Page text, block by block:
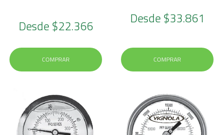
Desde$22.366
COMPRAR
Desde$33.861
COMPRAR